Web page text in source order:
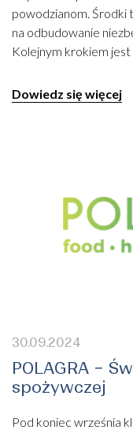
powodzianom. Środki
na odbudowanie
Kolejnym krokiem
Dowiedz się więcej
30.09.2024
POLAGRA −
spożywczej
Pod koniec września